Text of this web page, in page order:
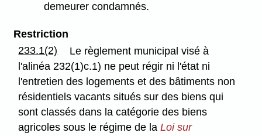
demeurer condamnés.
Restriction
233.1(2)
Le règlement municipal visé à
l'alinéa 232(1)c.1) ne peut régir ni l'état ni
l'entretien des logements et des bâtiments non
résidentiels vacants situés sur des biens qui
sont classés dans la catégorie des biens
agricoles sous le régime de laLoi sur